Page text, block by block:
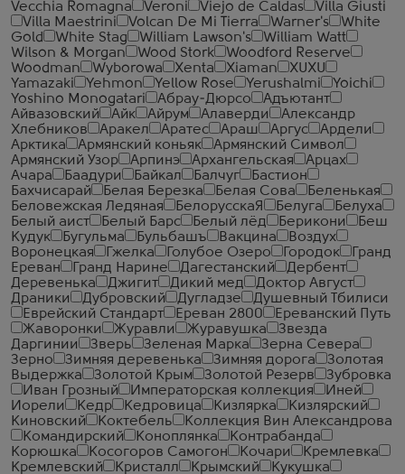
Vecchia Romagna
Veroni Viejo de Caldas
Villa Giusti
Villa Maestrini
Volcan De Mi Tierra Warner's
White
Gold
White Stag William Lawson's
William Watt
Wilson & Morgan
Wood Stork
Woodford Reserve
Woodman
Wyborowa Xenta Xiaman
XUXU
Yamazaki
Yehmon Yellow Rose Yerushalmi
Yoichi
Yoshino Monogatari
Абрау-Дюрсо
Адъютант
Айвазовский
Айк Айрум Алаверди
Александр
Хлебников
Аракел Аратес Араш Аргус
Ардели
Арктика
Армянский коньяк
Армянский Символ
Армянский Узор
Арпинэ Архангельская
Арцах
Ачара
Баадури Байкал Балчуг
Бастион
Бахчисарай
Белая Березка Белая Сова
Беленькая
Беловежская Ледяная
БелорусскаЯ Белуга
Белуха
Белый аист
Белый Барс Белый лёд Берикони
Беш
Кудук
Бугульма Бульбашъ Вакцина
Воздух
Воронецкая
Гжелка Голубое Озеро Городок
Гранд
Ереван
Гранд Нарине Дагестанский
Дербент
Деревенька
Джигит Дикий мед
Доктор Август
Драники
Дубровский Дугладзе
Душевный Тбилиси
Еврейский Стандарт
Ереван 2800
Ереванский Путь
Жаворонки
Журавли Журавушка
Звезда
Даргинии
Зверь Зеленая Марка
Зерна Севера
Зерно
Зимняя деревенька Зимняя дорога
Золотая
Выдержка
Золотой Крым Золотой Резерв
Зубровка
Иван Грозный
Императорская коллекция
Иней
Иорели
Кедр Кедровица Кизлярка
Кизлярский
Киновский
Коктебель
Коллекция Вин Александрова
Командирский
Коноплянка
Контрабанда
Корюшка
Косогоров Самогон Кочари
Кремлевка
Кремлевский
Кристалл Крымский Кукушка